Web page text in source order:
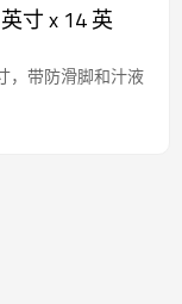
寸 x 14 英
，带防滑脚和汁液